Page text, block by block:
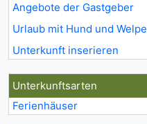
Angebote der Gastgeber
Urlaub mit Hund und Welpe
Unterkunft inserieren
Unterkunftsarten
Ferienhäuser